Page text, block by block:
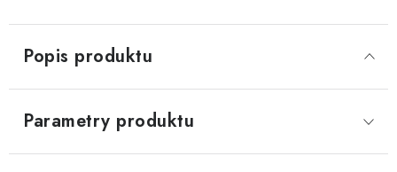
Popis produktu
Parametry produktu